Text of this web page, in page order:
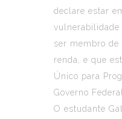
declare estar
vulnerabilidade
ser membro de
renda, e que
Único para
Governo
O estudante